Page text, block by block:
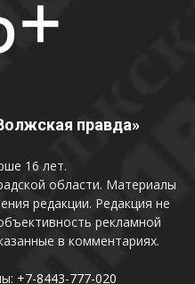
правда»
16 лет.
области. Материалы
редакции. Редакция не
рекламной
в комментариях.
+7-8443-777-020